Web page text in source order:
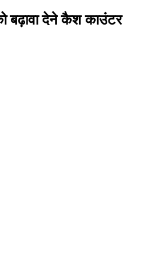
बढ़ावा देने कैश काउंटर